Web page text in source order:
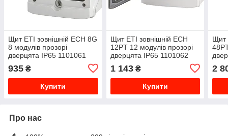
Щит ETI зовнішній ECH 8G
8 модулів прозорі
дверцята IP65 1101061
935 ₴
Купити
Щит ETI зовнішній ECH
12PT 12 модулів прозорі
дверцята IP65 1101062
1 143₴
Купити
Щит
2
Про нас